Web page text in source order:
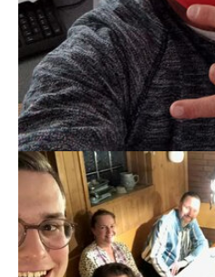
Show larger version